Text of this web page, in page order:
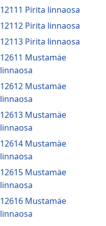
12111 Pirita linnaosa
12112 Pirita linnaosa
12113 Pirita linnaosa
12611 Mustamäe
linnaosa
12612 Mustamäe
linnaosa
12613 Mustamäe
linnaosa
12614 Mustamäe
linnaosa
12615 Mustamäe
linnaosa
12616 Mustamäe
linnaosa